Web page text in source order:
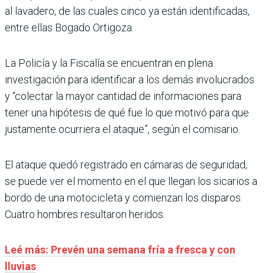
al lavadero, de las cuales cinco ya están identificadas,
entre ellas Bogado Ortigoza.
La Policía y la Fiscalía se encuentran en plena
investigación para identificar a los demás involucrados
y “colectar la mayor cantidad de informaciones para
tener una hipótesis de qué fue lo que motivó para que
justamente ocurriera el ataque”, según el comisario.
El ataque quedó registrado en cámaras de seguridad,
se puede ver el momento en el que llegan los sicarios a
bordo de una motocicleta y comienzan los disparos.
Cuatro hombres resultaron heridos.
Leé más: Prevén una semana fría a fresca y con
lluvias